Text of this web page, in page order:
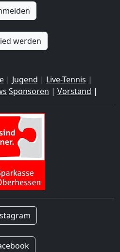
werden
| Jugend | Live-Tennis |
Sponsoren | Vorstand |